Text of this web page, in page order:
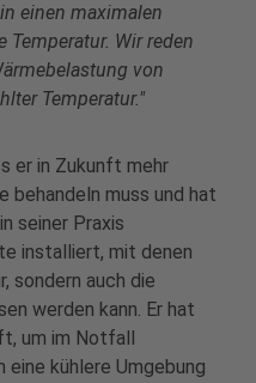
einen maximalen
Temperatur. Wir reden
von
Temperatur."
er in Zukunft mehr
behandeln muss und hat
seiner Praxis
installiert, mit denen
sondern auch die
werden kann. Er hat
um im Notfall
kühlere Umgebung